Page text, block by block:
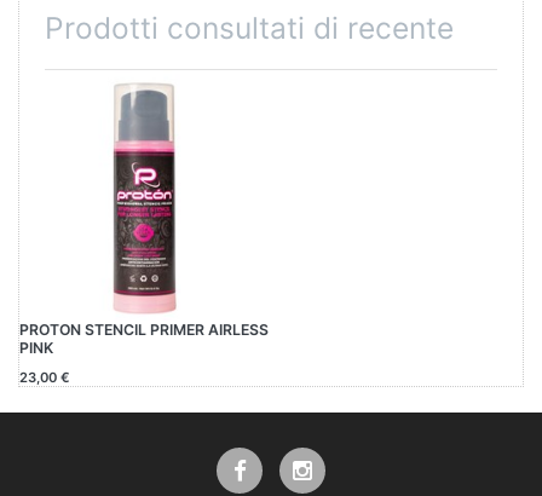
Prodotti consultati di recente
PROTON STENCIL PRIMER AIRLESS
PINK
23,00 €